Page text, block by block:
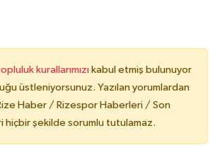
kurallarımızı kabul etmiş bulunuyor
üstleniyorsunuz. Yazılan yorumlardan
Haber / Rizespor Haberleri / Son
hiçbir şekilde sorumlu tutulamaz.